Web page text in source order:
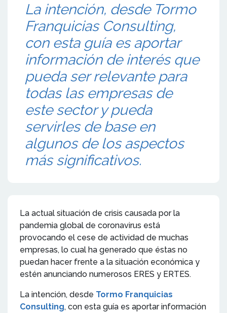
La intención, desde Tormo
Franquicias Consulting,
con esta guía es aportar
información de interés que
pueda ser relevante para
todas las empresas de
este sector y pueda
servirles de base en
algunos de los aspectos
más significativos.
La actual situación de crisis causada por la
pandemia global de coronavirus está
provocando el cese de actividad de muchas
empresas, lo cual ha generado que éstas no
puedan hacer frente a la situación económica y
estén anunciando numerosos ERES y ERTES.
La intención, desde Tormo Franquicias
Consulting, con esta guía es aportar información